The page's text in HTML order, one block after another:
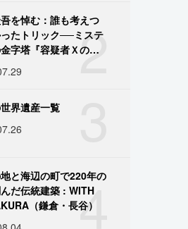
2
を悼む：誰も考えつ
たトリック──ミステ
字塔『容疑者Ｘの献
界遺産一覧
4
と海辺の町で220年の
だ伝統建築 : WITH
（鎌倉・長谷）